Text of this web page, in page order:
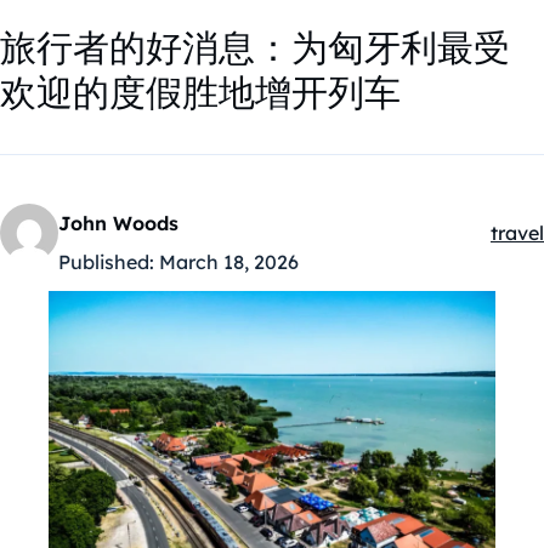
旅行者的好消息：为匈牙利最受
欢迎的度假胜地增开列车
John Woods
Published: March 18, 2026
travel